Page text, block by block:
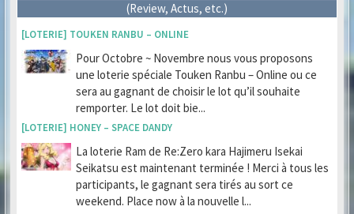
(Review, Actus, etc.)
[LOTERIE] TOUKEN RANBU – ONLINE
Pour Octobre ~ Novembre nous vous proposons
une loterie spéciale Touken Ranbu – Online ou ce
sera au gagnant de choisir le lot qu’il souhaite
remporter. Le lot doit bie...
[LOTERIE] HONEY – SPACE DANDY
La loterie Ram de Re:Zero kara Hajimeru Isekai
Seikatsu est maintenant terminée ! Merci à tous les
participants, le gagnant sera tirés au sort ce
weekend. Place now à la nouvelle l...